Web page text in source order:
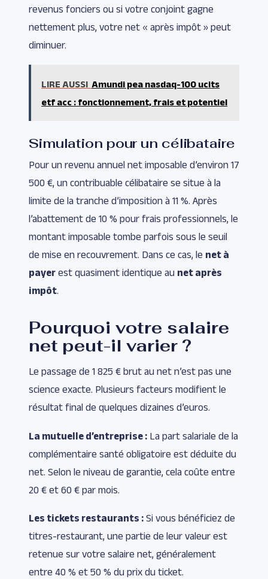
revenus fonciers ou si votre conjoint gagne
nettement plus, votre net « après impôt » peut
diminuer.
LIRE AUSSI Amundi pea nasdaq-100 ucits
etf acc : fonctionnement, frais et potentiel
Simulation pour un célibataire
Pour un revenu annuel net imposable d’environ 17
500 €, un contribuable célibataire se situe à la
limite de la tranche d’imposition à 11 %. Après
l’abattement de 10 % pour frais professionnels, le
montant imposable tombe parfois sous le seuil
de mise en recouvrement. Dans ce cas, le net à
payer est quasiment identique au net après
impôt.
Pourquoi votre salaire
net peut-il varier ?
Le passage de 1 825 € brut au net n’est pas une
science exacte. Plusieurs facteurs modifient le
résultat final de quelques dizaines d’euros.
La mutuelle d’entreprise : La part salariale de la
complémentaire santé obligatoire est déduite du
net. Selon le niveau de garantie, cela coûte entre
20 € et 60 € par mois.
Les tickets restaurants : Si vous bénéficiez de
titres-restaurant, une partie de leur valeur est
retenue sur votre salaire net, généralement
entre 40 % et 50 % du prix du ticket.